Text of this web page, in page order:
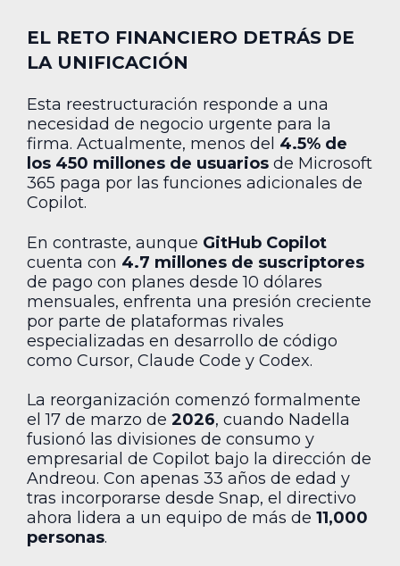
EL RETO FINANCIERO DETRÁS DE
LA UNIFICACIÓN
Esta reestructuración responde a una
necesidad de negocio urgente para la
firma. Actualmente, menos del 4.5% de
los 450 millones de usuarios de Microsoft
365 paga por las funciones adicionales de
Copilot.
En contraste, aunque GitHub Copilot
cuenta con 4.7 millones de suscriptores
de pago con planes desde 10 dólares
mensuales, enfrenta una presión creciente
por parte de plataformas rivales
especializadas en desarrollo de código
como Cursor, Claude Code y Codex.
La reorganización comenzó formalmente
el 17 de marzo de 2026, cuando Nadella
fusionó las divisiones de consumo y
empresarial de Copilot bajo la dirección de
Andreou. Con apenas 33 años de edad y
tras incorporarse desde Snap, el directivo
ahora lidera a un equipo de más de 11,000
personas.